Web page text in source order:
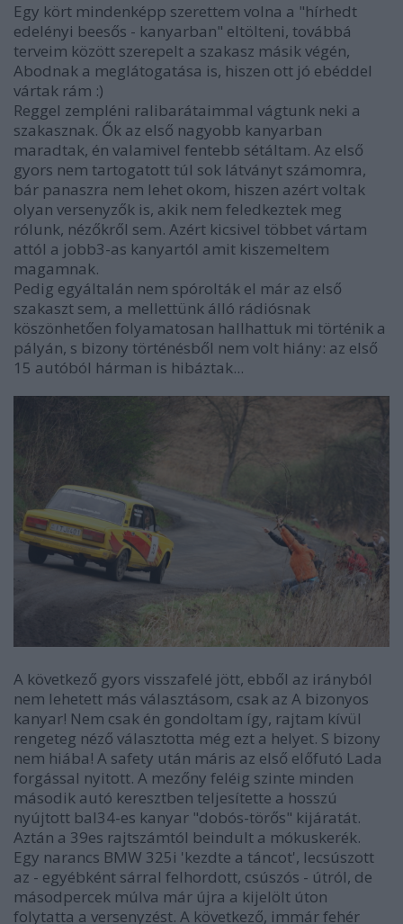
Egy kört mindenképp szerettem volna a "hírhedt
edelényi beesős - kanyarban" eltölteni, továbbá
terveim között szerepelt a szakasz másik végén,
Abodnak a meglátogatása is, hiszen ott jó ebéddel
vártak rám :)
Reggel zempléni ralibarátaimmal vágtunk neki a
szakasznak. Ők az első nagyobb kanyarban
maradtak, én valamivel fentebb sétáltam. Az első
gyors nem tartogatott túl sok látványt számomra,
bár panaszra nem lehet okom, hiszen azért voltak
olyan versenyzők is, akik nem feledkeztek meg
rólunk, nézőkről sem. Azért kicsivel többet vártam
attól a jobb3-as kanyartól amit kiszemeltem
magamnak.
Pedig egyáltalán nem spórolták el már az első
szakaszt sem, a mellettünk álló rádiósnak
köszönhetően folyamatosan hallhattuk mi történik a
pályán, s bizony történésből nem volt hiány: az első
15 autóból hárman is hibáztak...
A következő gyors visszafelé jött, ebből az irányból
nem lehetett más választásom, csak az A bizonyos
kanyar! Nem csak én gondoltam így, rajtam kívül
rengeteg néző választotta még ezt a helyet. S bizony
nem hiába! A safety után máris az első előfutó Lada
forgással nyitott. A mezőny feléig szinte minden
második autó keresztben teljesítette a hosszú
nyújtott bal34-es kanyar "dobós-törős" kijáratát.
Aztán a 39es rajtszámtól beindult a mókuskerék.
Egy narancs BMW 325i 'kezdte a táncot', lecsúszott
az - egyébként sárral felhordott, csúszós - útról, de
másodpercek múlva már újra a kijelölt úton
folytatta a versenyzést. A következő, immár fehér